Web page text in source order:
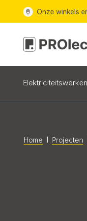
Onze winkels
Elektriciteitswerken
Home l Projecten